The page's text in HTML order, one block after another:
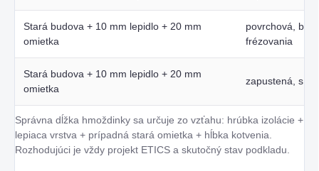
Stará budova + 10 mm lepidlo + 20 mm
omietka
povrchová, bez
frézovania
Stará budova + 10 mm lepidlo + 20 mm
omietka
zapustená, s
Správna dĺžka hmoždinky sa určuje zo vzťahu: hrúbka izolácie +
lepiaca vrstva + prípadná stará omietka + hĺbka kotvenia.
Rozhodujúci je vždy projekt ETICS a skutočný stav podkladu.